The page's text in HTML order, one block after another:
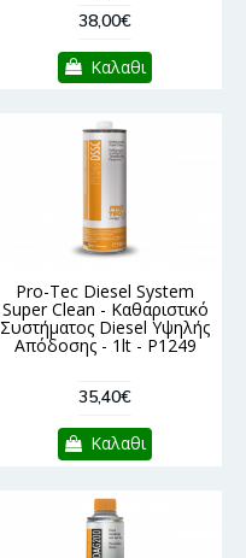
38,00€
Καλαθι
Pro-Tec Diesel System
Super Clean - Καθαριστικό
Συστήματος Diesel Υψηλής
Απόδοσης - 1lt - P1249
35,40€
Καλαθι